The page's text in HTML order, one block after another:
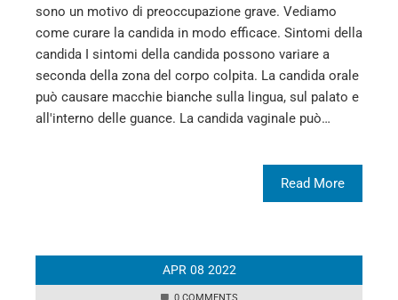
sono un motivo di preoccupazione grave. Vediamo
come curare la candida in modo efficace. Sintomi della
candida I sintomi della candida possono variare a
seconda della zona del corpo colpita. La candida orale
può causare macchie bianche sulla lingua, sul palato e
all'interno delle guance. La candida vaginale può…
Read More
APR 08 2022